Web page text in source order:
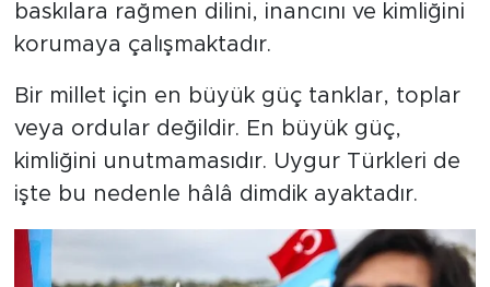
baskılara rağmen dilini, inancını ve kimliğini
korumaya çalışmaktadır.
Bir millet için en büyük güç tanklar, toplar
veya ordular değildir. En büyük güç,
kimliğini unutmamasıdır. Uygur Türkleri de
işte bu nedenle hâlâ dimdik ayaktadır.